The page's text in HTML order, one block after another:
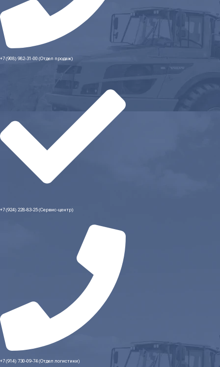
+7 (908) 982-31-00 (Отдел продаж)
+7 (924) 228-83-25 (Сервис-центр)
+7 (914) 730-09-74 (Отдел логистики)